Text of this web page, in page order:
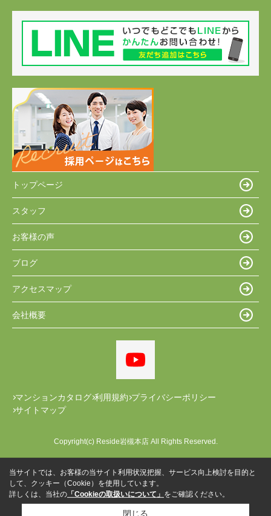
トップページ
スタッフ
お客様の声
ブログ
アクセスマップ
会社概要
マンションカタログ 利用規約 プライバシーポリシー
サイトマップ
Copyright(c) Reside岩槻本店 All Rights Reserved.
当サイトでは、お客様の当サイト利用状況把握、サービス向上検討を目的と
して、クッキー（Cookie）を使用しています。
詳しくは、当社の 「Cookieの取扱いについて」 をご確認ください。
閉じる